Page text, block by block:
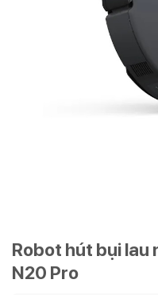
Robot hút bụi lau
N20 Pro